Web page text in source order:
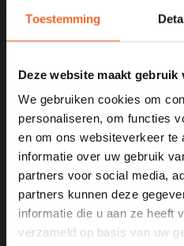
Toestemming
Deze website maakt gebruik
We gebruiken cookies om
personaliseren, om functies
en om ons websiteverkeer te
informatie over uw gebruik
partners voor social media,
partners kunnen deze
informatie die u aan ze heeft
verzameld op basis van uw
SCHRIJF JE